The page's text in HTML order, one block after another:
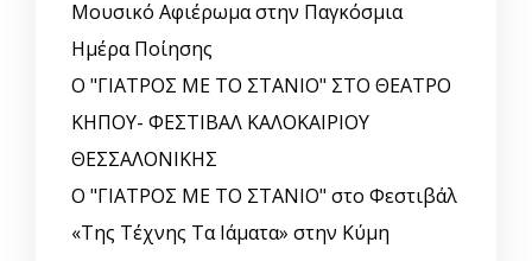
Μουσικό Αφιέρωμα στην Παγκόσμια
Ημέρα Ποίησης
Ο "ΓΙΑΤΡΟΣ ΜΕ ΤΟ ΣΤΑΝΙΟ" ΣΤΟ ΘΕΑΤΡΟ
ΚΗΠΟΥ- ΦΕΣΤΙΒΑΛ ΚΑΛΟΚΑΙΡΙΟΥ
ΘΕΣΣΑΛΟΝΙΚΗΣ
Ο "ΓΙΑΤΡΟΣ ΜΕ ΤΟ ΣΤΑΝΙΟ" στο Φεστιβάλ
«Της Τέχνης Τα Ιάματα» στην Κύμη